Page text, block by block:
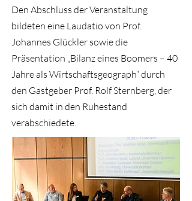
Den Abschluss der Veranstaltung
bildeten eine Laudatio von Prof.
Johannes Glückler sowie die
Präsentation „Bilanz eines Boomers – 40
Jahre als Wirtschaftsgeograph“ durch
den Gastgeber Prof. Rolf Sternberg, der
sich damit in den Ruhestand
verabschiedete.